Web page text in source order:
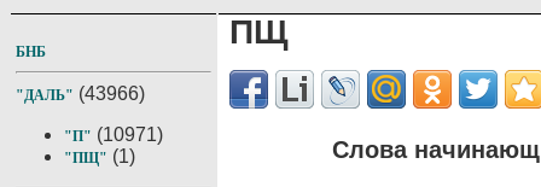
БНБ
"ДАЛЬ" (43966)
"П" (10971)
"ПЩ" (1)
ПЩ
Слова